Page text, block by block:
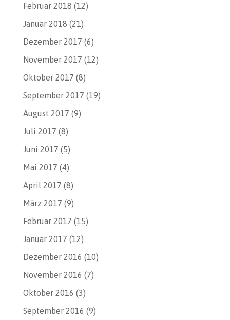
Februar 2018 (12)
Januar 2018 (21)
Dezember 2017 (6)
November 2017 (12)
Oktober 2017 (8)
September 2017 (19)
August 2017 (9)
Juli 2017 (8)
Juni 2017 (5)
Mai 2017 (4)
April 2017 (8)
März 2017 (9)
Februar 2017 (15)
Januar 2017 (12)
Dezember 2016 (10)
November 2016 (7)
Oktober 2016 (3)
September 2016 (9)